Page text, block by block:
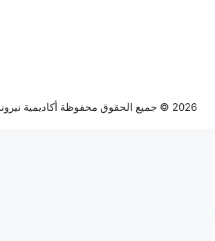
2026 © جميع الحقوق محفوظة أكاديمية نيرونت